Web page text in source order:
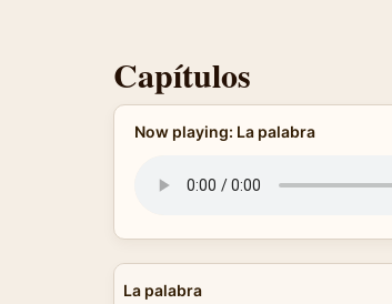
Capítulos
Now playing: La palabra
La palabra